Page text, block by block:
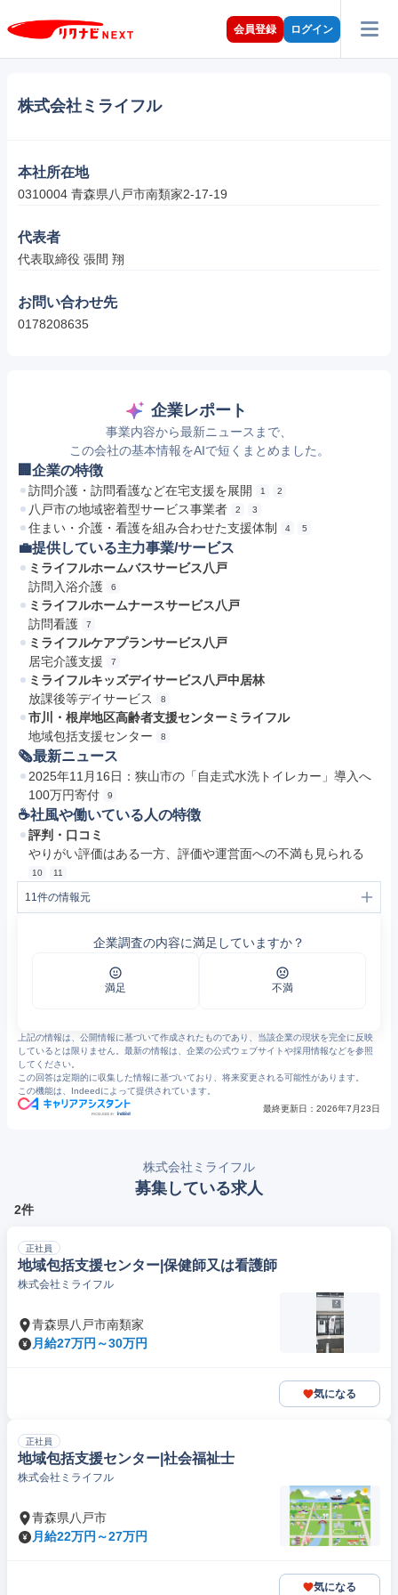
会員登録 ログイン
株式会社ミライフル
本社所在地
0310004 青森県八戸市南類家2-17-19
代表者
代表取締役 張間 翔
お問い合わせ先
0178208635
企業レポート
事業内容から最新ニュースまで、
この会社の基本情報をAIで短くまとめました。
🏢企業の特徴
訪問介護・訪問看護など在宅支援を展開 1 2
八戸市の地域密着型サービス事業者 2 3
住まい・介護・看護を組み合わせた支援体制 4 5
💼提供している主力事業/サービス
ミライフルホームバスサービス八戸
訪問入浴介護
6
ミライフルホームナースサービス八戸
訪問看護
7
ミライフルケアプランサービス八戸
居宅介護支援
7
ミライフルキッズデイサービス八戸中居林
放課後等デイサービス
8
市川・根岸地区高齢者支援センターミライフル
地域包括支援センター
8
🗞最新ニュース
2025年11月16日：狭山市の「自走式水洗トイレカー」導入へ
100万円寄付
9
☕️社風や働いている人の特徴
評判・口コミ
やりがい評価はある一方、評価や運営面への不満も見られる
10 11
11件の情報元
ミライフル 企業紹介
10https://jobtalk.jp/companies/1837842
11https://www.openwork.jp/company.php?m_id=a0C10000011keIx
企業調査の内容に満足していますか？
満足 不満
上記の情報は、公開情報に基づいて作成されたものであり、当該企業の現状を完全に反映
しているとは限りません。最新の情報は、企業の公式ウェブサイトや採用情報などを参照
してください。
この回答は定期的に収集した情報に基づいており、将来変更される可能性があります。
この機能は、Indeedによって提供されています。
最終更新日： 2026年7月23日
株式会社ミライフル
募集している求人
2件
正社員
地域包括支援センター|保健師又は看護師
株式会社ミライフル
青森県八戸市南類家
月給27万円～30万円
気になる
正社員
地域包括支援センター|社会福祉士
株式会社ミライフル
青森県八戸市
月給22万円～27万円
気になる